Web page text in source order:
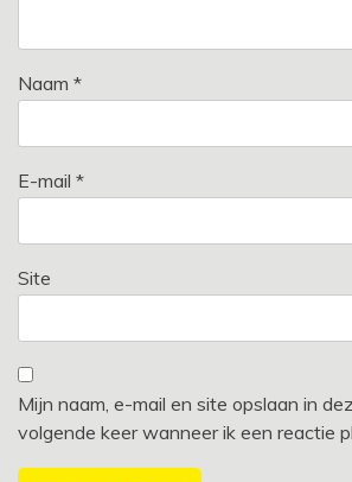
Naam *
E-mail *
Site
Mijn naam, e-mail en site opslaan in
volgende keer wanneer ik een reactie